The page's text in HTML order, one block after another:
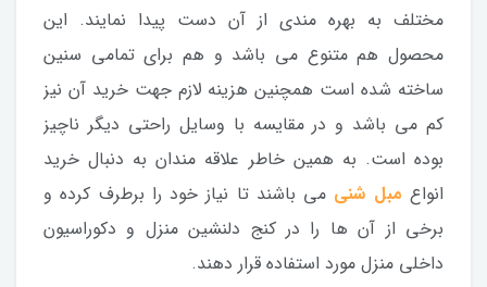
مختلف به بهره مندی از آن دست پیدا نمایند. این
محصول هم متنوع می باشد و هم برای تمامی سنین
ساخته شده است همچنین هزینه لازم جهت خرید آن نیز
کم می باشد و در مقایسه با وسایل راحتی دیگر ناچیز
بوده است. به همین خاطر علاقه مندان به دنبال خرید
انواع مبل شنی می باشند تا نیاز خود را برطرف کرده و
برخی از آن ها را در کنج دلنشین منزل و دکوراسیون
داخلی منزل مورد استفاده قرار دهند.